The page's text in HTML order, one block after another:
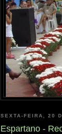
SEXTA-FEIRA, 20
Espartano -